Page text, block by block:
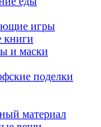
игры
книги
и маски
поделки
материал